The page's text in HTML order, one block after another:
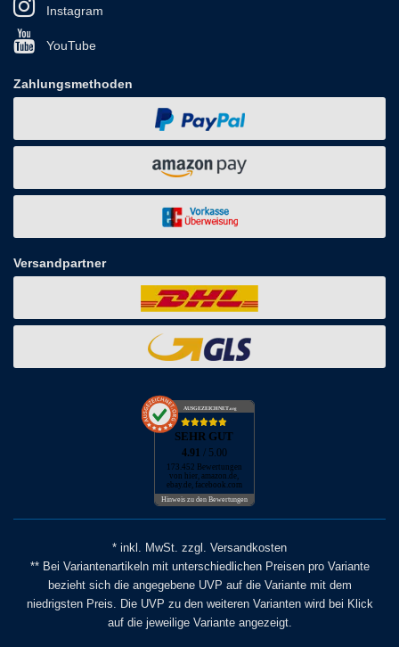
Instagram
YouTube
Zahlungsmethoden
Versandpartner
AUSGEZEICHNET.org
SEHR GUT
4.91 / 5.00
173.452 Bewertungen
von hier, amazon.de,
ebay.de, facebook.com
Hinweis zu den Bewertungen
* inkl. MwSt. zzgl. Versandkosten
** Bei Variantenartikeln mit unterschiedlichen Preisen pro Variante
bezieht sich die angegebene UVP auf die Variante mit dem
niedrigsten Preis. Die UVP zu den weiteren Varianten wird bei Klick
auf die jeweilige Variante angezeigt.